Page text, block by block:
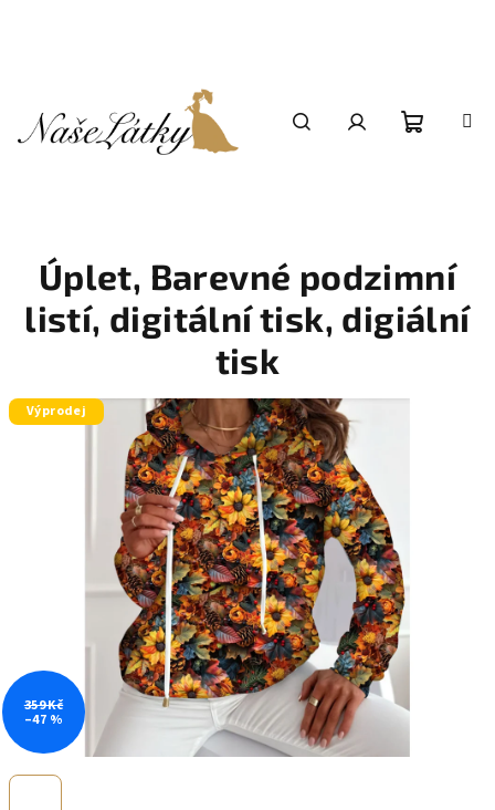
Úplet, Barevné podzimní
listí, digitální tisk, digiální
tisk
Výprodej
359 Kč
–47 %